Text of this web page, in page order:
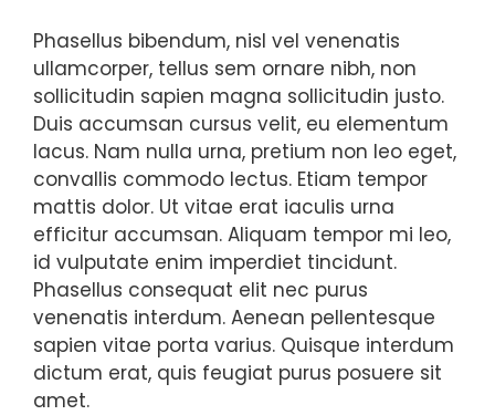
Phasellus bibendum, nisl vel venenatis
ullamcorper, tellus sem ornare nibh, non
sollicitudin sapien magna sollicitudin justo.
Duis accumsan cursus velit, eu elementum
lacus. Nam nulla urna, pretium non leo eget,
convallis commodo lectus. Etiam tempor
mattis dolor. Ut vitae erat iaculis urna
efficitur accumsan. Aliquam tempor mi leo,
id vulputate enim imperdiet tincidunt.
Phasellus consequat elit nec purus
venenatis interdum. Aenean pellentesque
sapien vitae porta varius. Quisque interdum
dictum erat, quis feugiat purus posuere sit
amet.